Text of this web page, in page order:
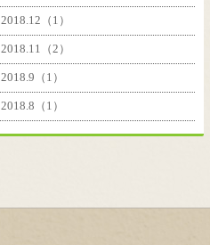
2018.12（1）
2018.11（2）
2018.9（1）
2018.8（1）